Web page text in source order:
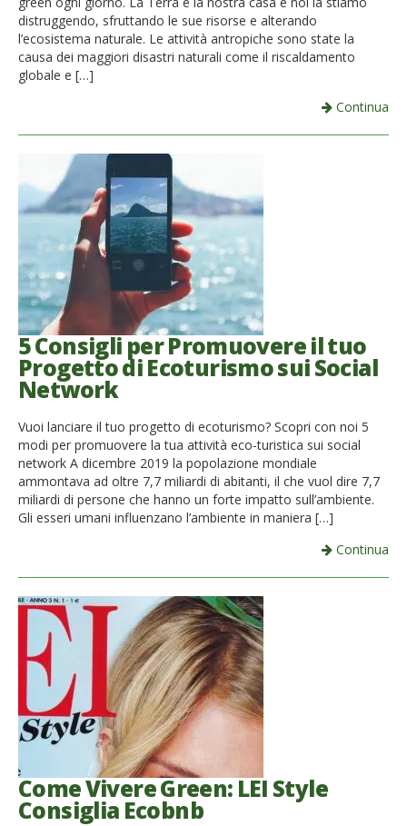
distruggendo, sfruttando le sue risorse e alterando
l’ecosistema naturale. Le attività antropiche sono state la
causa dei maggiori disastri naturali come il riscaldamento
globale e […]
Continua
5 Consigli per Promuovere il tuo
Progetto di Ecoturismo sui Social
Network
Vuoi lanciare il tuo progetto di ecoturismo? Scopri con noi 5
modi per promuovere la tua attività eco-turistica sui social
network A dicembre 2019 la popolazione mondiale
ammontava ad oltre 7,7 miliardi di abitanti, il che vuol dire 7,7
miliardi di persone che hanno un forte impatto sull’ambiente.
Gli esseri umani influenzano l’ambiente in maniera […]
Continua
Come Vivere Green: LEI Style
Consiglia Ecobnb